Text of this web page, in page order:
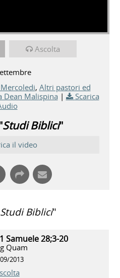
Ascolta
, Altri pastori ed
Dean Malispina |
Scarica
Studi Biblici"
il video
Studi Biblici"
Samuele 28;3-20
Quam
2013